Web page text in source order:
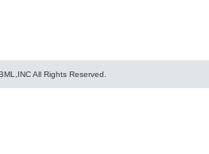
All Rights Reserved.